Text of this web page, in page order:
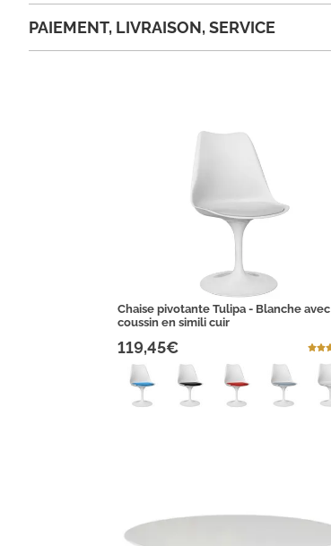
PAIEMENT, LIVRAISON, SERVICE
Chaise pivotante Tulipa - Blanche avec
coussin en simili cuir
119,45€